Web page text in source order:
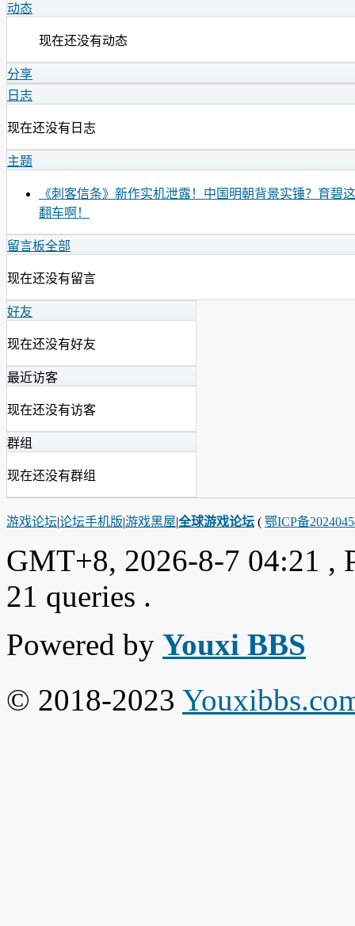
动态
现在还没有动态
分享
日志
现在还没有日志
主题
《刺客信条》新作实机泄露！中国明朝背景实锤？育碧
翻车啊！
留言板全部
现在还没有留言
好友
现在还没有好友
最近访客
现在还没有访客
群组
现在还没有群组
游戏论坛|论坛手机版|游戏黑屋|全球游戏论坛 ( 鄂ICP备
GMT+8, 2026-8-7 04:21 ,
21 queries .
Powered by Youxi BBS
© 2018-2023